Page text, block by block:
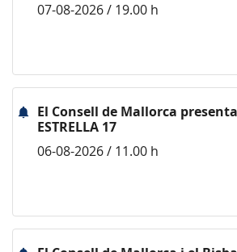
07-08-2026 / 19.00 h
El Consell de Mallorca
ESTRELLA 17
06-08-2026 / 11.00 h